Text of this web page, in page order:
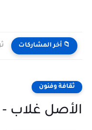
📁 أخر المشاركات
ثقافة وفنون
الأصل غلاب -